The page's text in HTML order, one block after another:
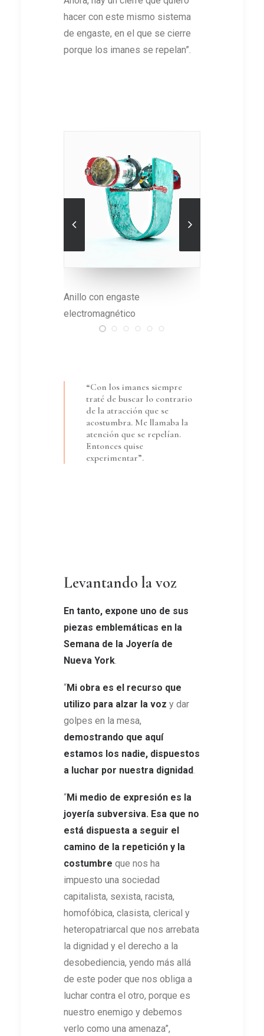
hacer con este mismo sistema
de engaste, en el que se cierre
porque los imanes se repelan”.
La pieza está revestida con
esmalte sintético
“Con los imanes siempre
traté de buscar lo contrario
de la atracción que se
acostumbra. Me llamaba la
atención que se repelían.
Entonces quise
experimentar”.
Levantando la voz
En tanto, expone uno de sus
piezas emblemáticas en la
Semana de la Joyería de
Nueva York.
“Mi obra es el recurso que
utilizo para alzar la voz y dar
golpes en la mesa,
demostrando que aquí
estamos los nadie, dispuestos
a luchar por nuestra dignidad.
“Mi medio de expresión es la
joyería subversiva. Esa que no
está dispuesta a seguir el
camino de la repetición y la
costumbre que nos ha
impuesto una sociedad
capitalista, sexista, racista,
homofóbica, clasista, clerical y
heteropatriarcal que nos arrebata
la dignidad y el derecho a la
desobediencia, yendo más allá
de este poder que nos obliga a
luchar contra el otro, porque es
nuestro enemigo y debemos
verlo como una amenaza”,